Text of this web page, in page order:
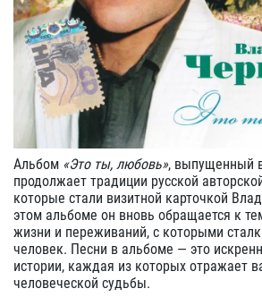
Альбом «Это ты, любовь», выпущенный
продолжает традиции русской
которые стали визитной карточкой
этом альбоме он вновь обращается к
жизни и переживаний, с которыми
человек. Песни в альбоме — это
истории, каждая из которых отражает
человеческой судьбы.